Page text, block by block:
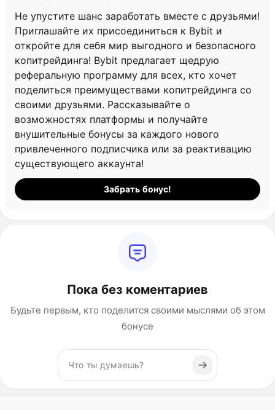
Не упустите шанс заработать вместе с друзьями!
Приглашайте их присоединиться к Bybit и
откройте для себя мир выгодного и безопасного
копитрейдинга! Bybit предлагает щедрую
реферальную программу для всех, кто хочет
поделиться преимуществами копитрейдинга со
своими друзьями. Рассказывайте о
возможностях платформы и получайте
внушительные бонусы за каждого нового
привлеченного подписчика или за реактивацию
существующего аккаунта!
Забрать бонус!
Пока без коментариев
Будьте первым, кто поделится своими мыслями об этом
бонусе